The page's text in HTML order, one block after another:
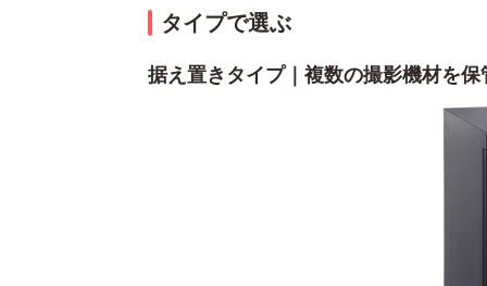
タイプで選ぶ
据え置きタイプ｜複数の撮影機材を保